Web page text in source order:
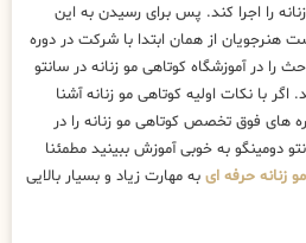
را اجرا کند. پس برای رسیدن به این
هنرجویان از همان ابتدا با شرکت در دوره
را در آموزشگاه کوتاهی مو زنانه در سانتو
با نکات اولیه کوتاهی مو زنانه آشنا
های فوق تخصص کوتاهی مو زنانه را در
دومینگو به خوبی آموزش ببینید مطمئنا
زنانه حرفه ای به مهارت زیاد و بسیار بالایی